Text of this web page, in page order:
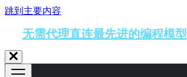
跳到主要内容
无需代理直连最先进的编程模型